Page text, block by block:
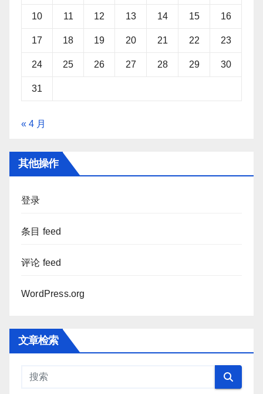
10 11 12 13 14 15 16
17 18 19 20 21 22 23
24 25 26 27 28 29 30
31
« 4 月
其他操作
登录
条目 feed
评论 feed
WordPress.org
文章检索